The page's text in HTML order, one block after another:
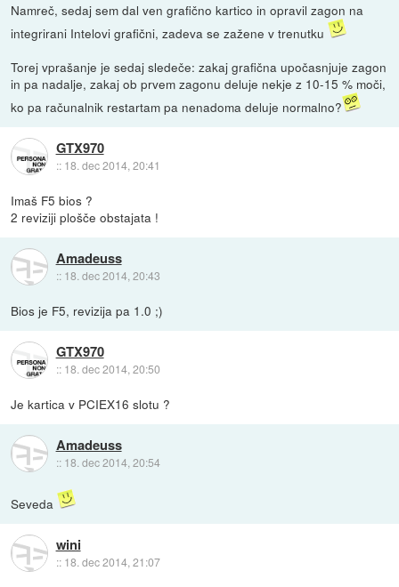
Namreč, sedaj sem dal ven grafično kartico in opravil zagon na
integrirani Intelovi grafični, zadeva se zažene v trenutku
Torej vprašanje je sedaj sledeče: zakaj grafična upočasnjuje zagon
in pa nadalje, zakaj ob prvem zagonu deluje nekje z 10-15 % moči,
ko pa računalnik restartam pa nenadoma deluje normalno?
GTX970
:: 18. dec 2014, 20:41
Imaš F5 bios ?
2 reviziji plošče obstajata !
Amadeuss
:: 18. dec 2014, 20:43
Bios je F5, revizija pa 1.0 ;)
GTX970
:: 18. dec 2014, 20:50
Je kartica v PCIEX16 slotu ?
Amadeuss
:: 18. dec 2014, 20:54
Seveda
wini
:: 18. dec 2014, 21:07